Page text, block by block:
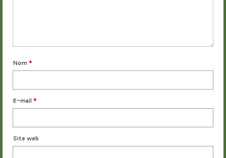
Nom *
E-mail *
Site web